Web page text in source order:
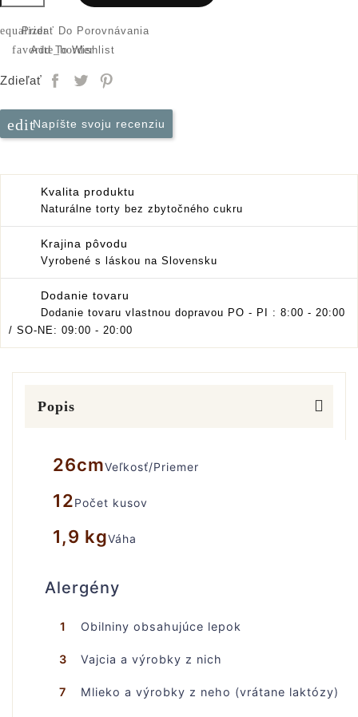
equalizer
Pridať Do Porovnávania
favorite_border
Add To Wishlist
Zdieľať
editNapíšte svoju recenziu
Kvalita produktu
Naturálne torty bez zbytočného cukru
Krajina pôvodu
Vyrobené s láskou na Slovensku
Dodanie tovaru
Dodanie tovaru vlastnou dopravou PO - PI : 8:00 - 20:00
/ SO-NE: 09:00 - 20:00
Popis
26cmVeľkosť/Priemer
12Počet kusov
1,9 kgVáha
Alergény
1 Obilniny obsahujúce lepok
3 Vajcia a výrobky z nich
7 Mlieko a výrobky z neho (vrátane laktózy)